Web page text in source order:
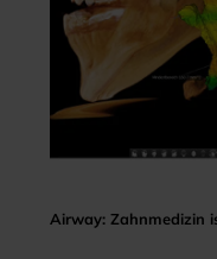
Airway: Zahnmedizin